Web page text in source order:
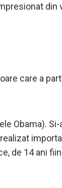
din
care a
Obama).
de 14 ani